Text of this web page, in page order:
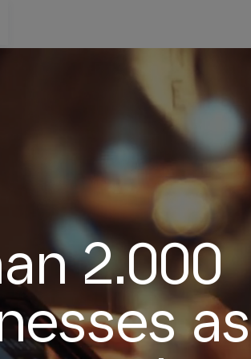
2.000
as